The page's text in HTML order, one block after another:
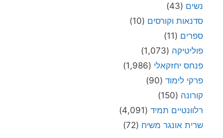
נשים (43)
סדנאות וקורסים (10)
ספרים (11)
פוליטיקה (1,073)
פנחס יחזקאלי (1,986)
פרקי לימוד (90)
קורונה (150)
רלוונטיים תמיד (4,091)
שרית אונגר משיח (72)